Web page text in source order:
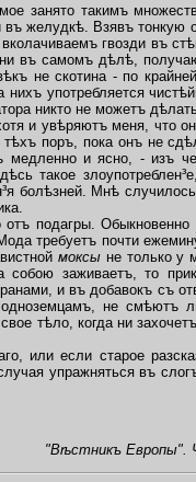
занято такимъ
желудкѣ. Взявъ тонкую
гвозди въ
въ самомъ дѣлѣ,
не скотина - по
употребляется
никто не можетъ
и увѣряютъ меня, что
поръ, пока онъ не
медленно и ясно, - изъ
такое
болѣзней. Мнѣ
подагры.
требуетъ почти
моксы не только у
заживаетъ, то
и въ добавокъ съ
не смѣютъ
тѣло, когда ни
или если старое
упражняться въ
"Вѣстникъ Европы".